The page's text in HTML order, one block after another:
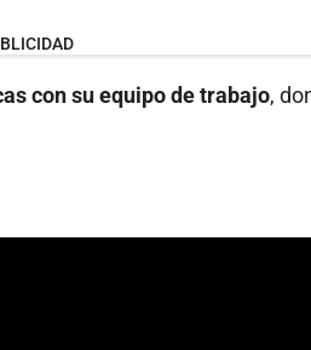
con su equipo de trabajo,